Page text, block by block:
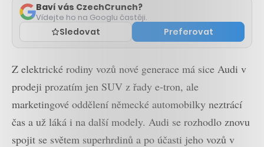
Baví vás CzechCrunch?
Vídejte ho na Googlu častěji.
Sledovat Preferovat
Z elektrické rodiny vozů nové generace má sice Audi v
prodeji prozatím jen SUV z řady e-tron, ale
marketingové oddělení německé automobilky neztrácí
čas a už láká i na další modely. Audi se rozhodlo znovu
spojit se světem superhrdinů a po účasti jeho vozů v